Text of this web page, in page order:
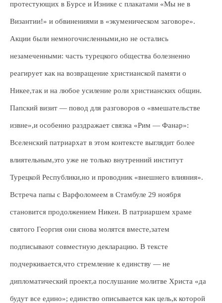
протестующих в Бурсе и Изнике с плакатами «Мы не в
Византии!» и обвинениями в «экуменическом заговоре».
Акции были немногочисленными,но не остались
незамеченными: часть турецкого общества болезненно
реагирует как на возвращение христианской памяти о
Никее,так и на любое усиление роли христианских общин.
Папский визит — повод для разговоров о «вмешательстве
извне»,и особенно раздражает связка «Рим — Фанар»:
Вселенский патриархат в этом контексте выглядит более
влиятельным,это уже не только внутренний институт
Турецкой Республики,но и проводник «внешнего влияния».
Встреча папы с Варфоломеем в Стамбуле 29 ноября
становится продолжением Никеи. В патриаршем храме
святого Георгия они снова молятся вместе,затем
подписывают совместную декларацию. В тексте
подчеркивается,что стремление к единству — не
дипломатический проект,а послушание молитве Христа «да
будут все едино»; единство описывается как цель,к которой